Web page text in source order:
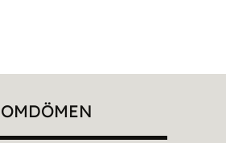
OMDÖMEN